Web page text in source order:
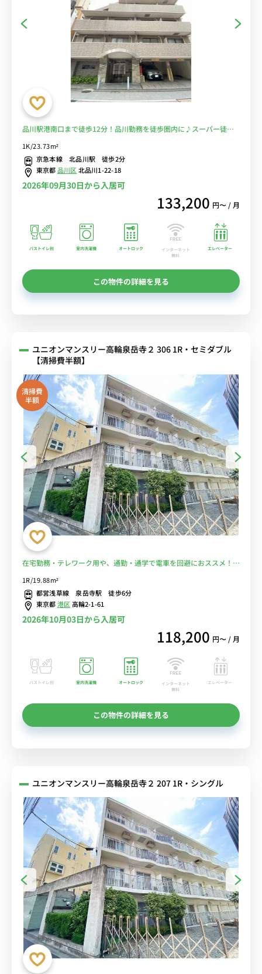
品川駅港南口まで徒歩12分！品川勤務を徒歩圏内に♪スーパー徒歩1
格安レンタル中！
1K/23.73m²
京急本線 北品川駅 徒歩2分
東京都品川区北品川1-22-18
2026年09月30日から入居可
133,200 円〜 / 月
バストイレ別 室内洗濯機 オートロック
インターネット
無料
エレベーター
この物件の詳細を見る
ユニオンマンスリー高輪泉岳寺２ 306 1R・セミダブル
【清掃費半額】
清掃費
半額
在宅勤務・テレワーク用や、通勤・通学で電車を回避におススメ！ス
1R/19.88m²
都営浅草線 泉岳寺駅 徒歩6分
東京都港区高輪2-1-61
2026年10月03日から入居可
118,200 円〜 / 月
バストイレ別 室内洗濯機 オートロック
インターネット
無料
エレベーター
この物件の詳細を見る
ユニオンマンスリー高輪泉岳寺２ 207 1R・シングル